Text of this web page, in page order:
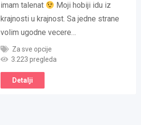
imam talenat
Moji hobiji idu iz
krajnosti u krajnost. Sa jedne strane
volim ugodne vecere…
Za sve opcije
3.223 pregleda
Detalji